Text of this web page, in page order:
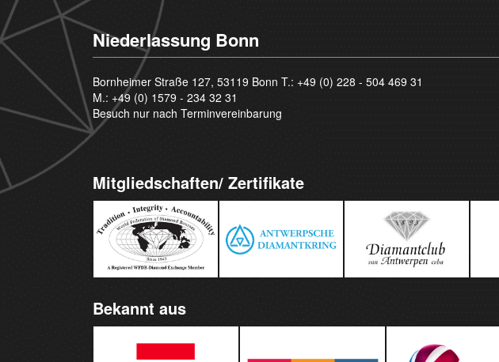
Niederlassung Bonn
Bornheimer Straße 127, 53119 Bonn T.: +49 (0) 228 - 504 469 31
M.: +49 (0) 1579 - 234 32 31
Besuch nur nach Terminvereinbarung
Mitgliedschaften/ Zertifikate
Bekannt aus